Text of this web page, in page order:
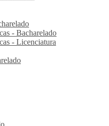
- Bacharelado
- Licenciatura